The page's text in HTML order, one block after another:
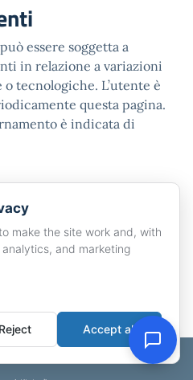
essere soggetta a
in relazione a variazioni
tecnologiche. L’utente è
questa pagina.
è indicata di
04.05.2026
questo articolo è
Creative Commons
make the site work and, with
and marketing
Reject Accept all